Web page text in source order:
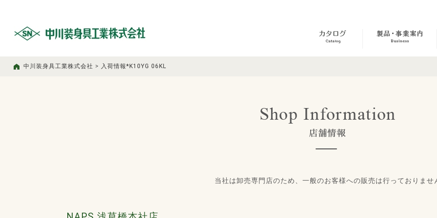
中川装身具工業株式会社 > 入荷情報*K10YG 06KL
当社は卸売専門店のため、一般のお客様への販売は行っておりませ